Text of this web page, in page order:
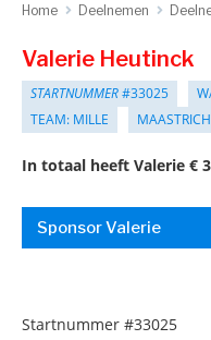
Home Deelnemen
Valerie Heutinck
STARTNUMMER#33025
TEAM: MILLE
In totaal heeft Valerie €
Sponsor Valerie
Startnummer #33025